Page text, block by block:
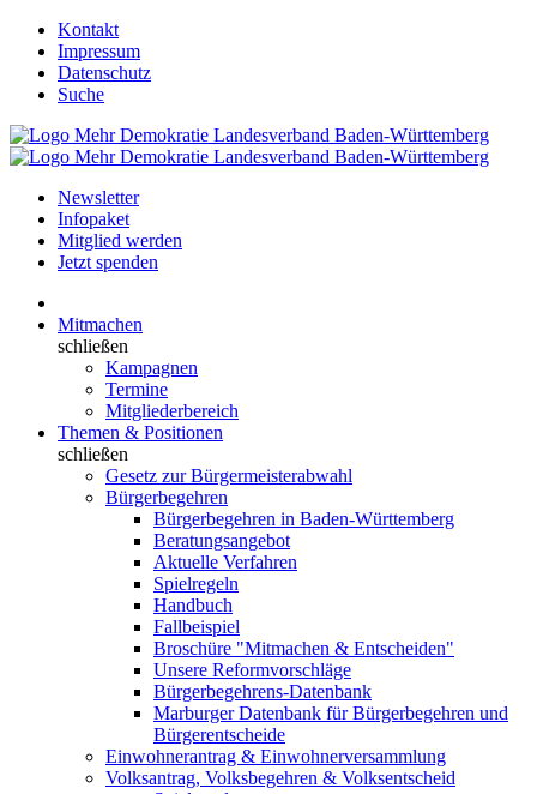
Kontakt
Impressum
Datenschutz
Suche
Newsletter
Infopaket
Mitglied werden
Jetzt spenden
Mitmachen
schließen
Kampagnen
Termine
Mitgliederbereich
Themen & Positionen
schließen
Gesetz zur Bürgermeisterabwahl
Bürgerbegehren
Bürgerbegehren in Baden-Württemberg
Beratungsangebot
Aktuelle Verfahren
Spielregeln
Handbuch
Fallbeispiel
Broschüre "Mitmachen & Entscheiden"
Unsere Reformvorschläge
Bürgerbegehrens-Datenbank
Marburger Datenbank für Bürgerbegehren und
Bürgerentscheide
Einwohnerantrag & Einwohnerversammlung
Volksantrag, Volksbegehren & Volksentscheid